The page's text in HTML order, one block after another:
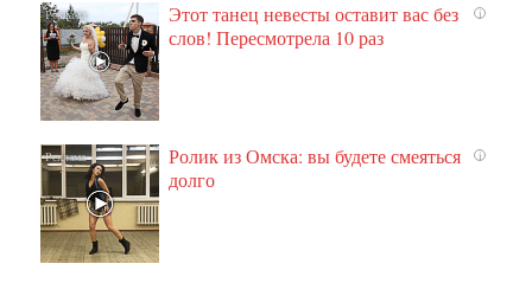
i
Этот танец невесты оставит вас без
слов! Пересмотрела 10 раз
i
Ролик из Омска: вы будете смеяться
долго